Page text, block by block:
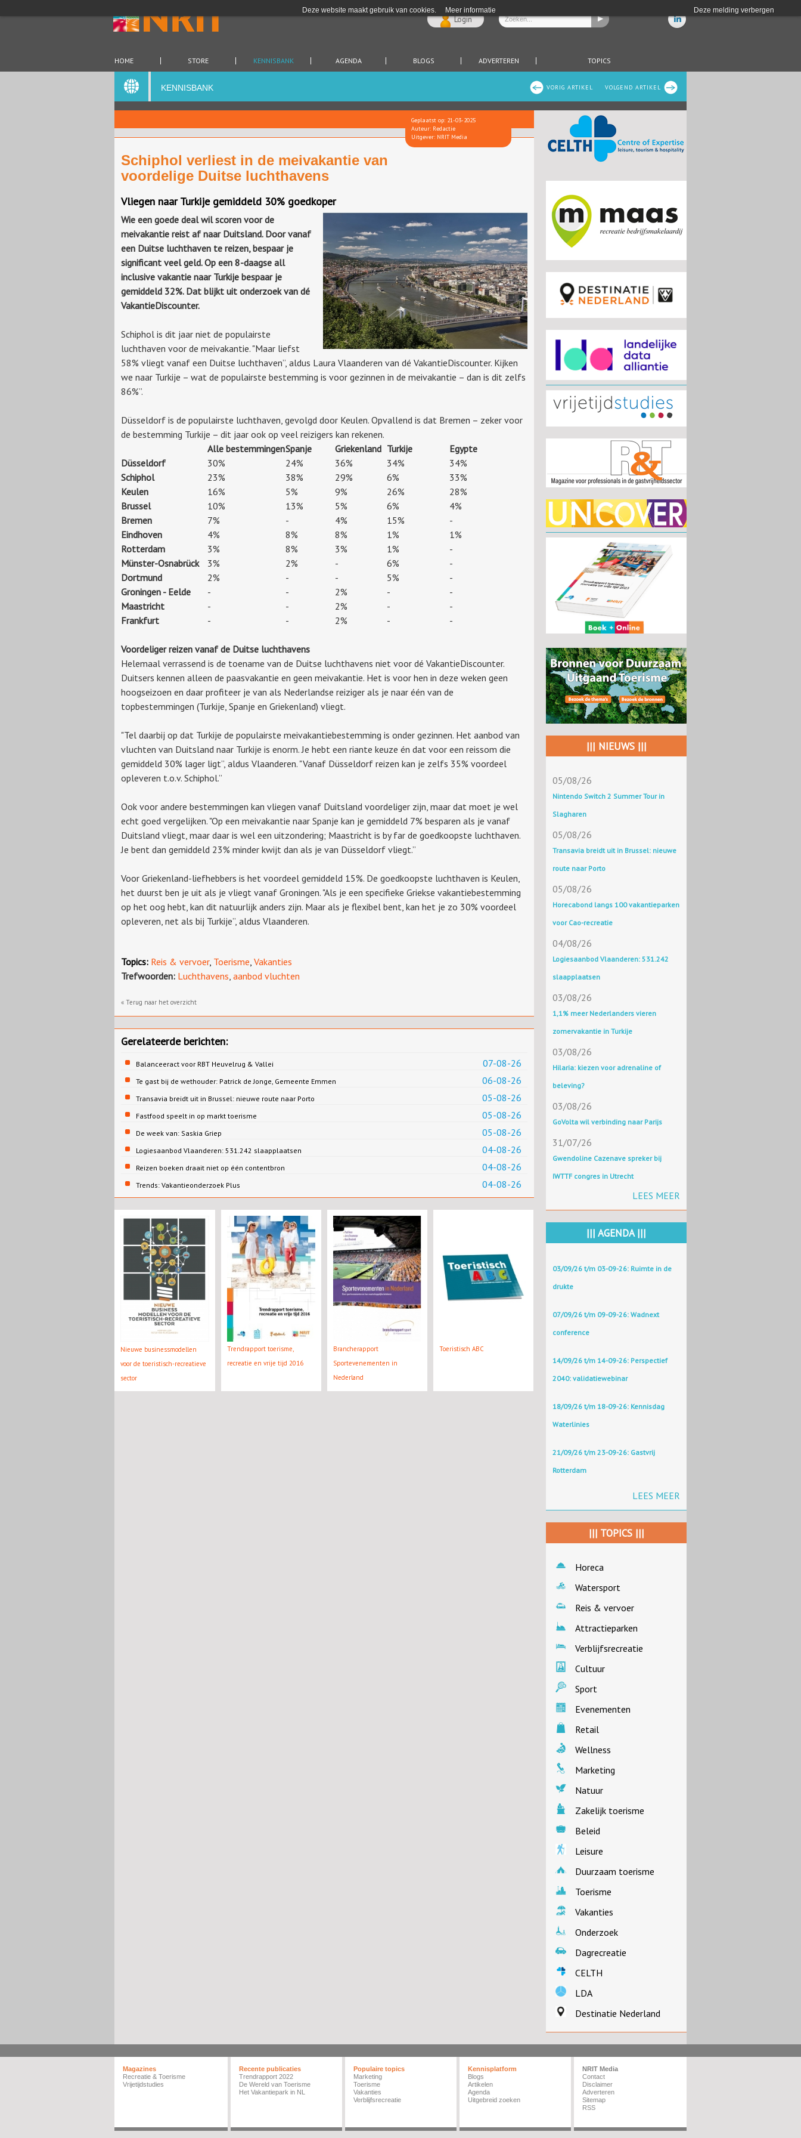
Deze website maakt gebruik van cookies. Meer informatie Deze melding verbergen
Login
HOME STORE KENNISBANK AGENDA BLOGS ADVERTEREN TOPICS
VOLGEND ARTIKEL
VORIG ARTIKEL
KENNISBANK
Geplaatst op: 21-03-2025
Auteur: Redactie
Uitgever: NRIT Media
Schiphol verliest in de meivakantie van
voordelige Duitse luchthavens
Vliegen naar Turkije gemiddeld 30% goedkoper
Wie een goede deal wil scoren voor de
meivakantie reist af naar Duitsland. Door vanaf
een Duitse luchthaven te reizen, bespaar je
significant veel geld. Op een 8-daagse all
inclusive vakantie naar Turkije bespaar je
gemiddeld 32%. Dat blijkt uit onderzoek van dé
VakantieDiscounter.
Schiphol is dit jaar niet de populairste
luchthaven voor de meivakantie. "Maar liefst
58% vliegt vanaf een Duitse luchthaven”, aldus Laura Vlaanderen van dé VakantieDiscounter. Kijken
we naar Turkije – wat de populairste bestemming is voor gezinnen in de meivakantie – dan is dit zelfs
86%”.
Düsseldorf is de populairste luchthaven, gevolgd door Keulen. Opvallend is dat Bremen – zeker voor
de bestemming Turkije – dit jaar ook op veel reizigers kan rekenen.
Alle bestemmingenSpanje Griekenland Turkije
Egypte
Düsseldorf
30% 24% 36% 34%
34%
Schiphol
23% 38% 29% 6%
33%
Keulen
16% 5% 9% 26%
28%
Brussel
10% 13% 5% 6%
4%
Bremen
7% - 4% 15%
-
Eindhoven
4% 8% 8% 1%
1%
Rotterdam
3% 8% 3% 1%
-
Münster-Osnabrück
3% 2% - 6%
-
Dortmund
2% - - 5%
-
Groningen - Eelde
- - 2% -
-
Maastricht
- - 2% -
-
Frankfurt
- - 2% - -
Voordeliger reizen vanaf de Duitse luchthavens
Helemaal verrassend is de toename van de Duitse luchthavens niet voor dé VakantieDiscounter.
Duitsers kennen alleen de paasvakantie en geen meivakantie. Het is voor hen in deze weken geen
hoogseizoen en daar profiteer je van als Nederlandse reiziger als je naar één van de
topbestemmingen (Turkije, Spanje en Griekenland) vliegt.
"Tel daarbij op dat Turkije de populairste meivakantiebestemming is onder gezinnen. Het aanbod van
vluchten van Duitsland naar Turkije is enorm. Je hebt een riante keuze én dat voor een reissom die
gemiddeld 30% lager ligt”, aldus Vlaanderen. "Vanaf Düsseldorf reizen kan je zelfs 35% voordeel
opleveren t.o.v. Schiphol.”
Ook voor andere bestemmingen kan vliegen vanaf Duitsland voordeliger zijn, maar dat moet je wel
echt goed vergelijken. "Op een meivakantie naar Spanje kan je gemiddeld 7% besparen als je vanaf
Duitsland vliegt, maar daar is wel een uitzondering; Maastricht is by far de goedkoopste luchthaven.
Je bent dan gemiddeld 23% minder kwijt dan als je van Düsseldorf vliegt.”
Voor Griekenland-liefhebbers is het voordeel gemiddeld 15%. De goedkoopste luchthaven is Keulen,
het duurst ben je uit als je vliegt vanaf Groningen. "Als je een specifieke Griekse vakantiebestemming
op het oog hebt, kan dit natuurlijk anders zijn. Maar als je flexibel bent, kan het je zo 30% voordeel
opleveren, net als bij Turkije”, aldus Vlaanderen.
Topics: Reis & vervoer, Toerisme Vakanties
Trefwoorden: Luchthavens aanbod vluchten
« Terug naar het overzicht
Gerelateerde berichten:
07-08-26
Balanceeract voor RBT Heuvelrug & Vallei
06-08-26
Te gast bij de wethouder: Patrick de Jonge, Gemeente Emmen
05-08-26
Transavia breidt uit in Brussel: nieuwe route naar Porto
05-08-26
Fastfood speelt in op markt toerisme
05-08-26
De week van: Saskia Griep
04-08-26
Logiesaanbod Vlaanderen: 531.242 slaapplaatsen
04-08-26
Reizen boeken draait niet op één contentbron
04-08-26
Trends: Vakantieonderzoek Plus
Nieuwe businessmodellen
voor de toeristisch-recreatieve
sector
Trendrapport toerisme,
recreatie en vrije tijd 2016
Brancherapport
Sportevenementen in
Nederland
Toeristisch ABC
||| NIEUWS |||
05/08/26
Nintendo Switch 2 Summer Tour in
Slagharen
05/08/26
Transavia breidt uit in Brussel: nieuwe
route naar Porto
05/08/26
Horecabond langs 100 vakantieparken
voor Cao-recreatie
04/08/26
Logiesaanbod Vlaanderen: 531.242
slaapplaatsen
03/08/26
1,1% meer Nederlanders vieren
zomervakantie in Turkije
03/08/26
Hilaria: kiezen voor adrenaline of
beleving?
03/08/26
GoVolta wil verbinding naar Parijs
31/07/26
Gwendoline Cazenave spreker bij
IWTTF congres in Utrecht
LEES MEER
||| AGENDA |||
03/09/26 t/m 03-09-26: Ruimte in de
drukte
07/09/26 t/m 09-09-26: Wadnext
conference
14/09/26 t/m 14-09-26: Perspectief
2040: validatiewebinar
18/09/26 t/m 18-09-26: Kennisdag
Waterlinies
21/09/26 t/m 23-09-26: Gastvrij
Rotterdam
LEES MEER
||| TOPICS |||
Horeca
Watersport
Reis & vervoer
Attractieparken
Verblijfsrecreatie
Cultuur
Sport
Evenementen
Retail
Wellness
Marketing
Natuur
Zakelijk toerisme
Beleid
Leisure
Duurzaam toerisme
Toerisme
Vakanties
Onderzoek
Dagrecreatie
CELTH
LDA
Destinatie Nederland
Magazines
Recreatie & Toerisme
Vrijetijdstudies
Recente publicaties
Trendrapport 2022
De Wereld van Toerisme
Het Vakantiepark in NL
Populaire topics
Marketing
Toerisme
Vakanties
Verblijfsrecreatie
Kennisplatform
Blogs
Artikelen
Agenda
Uitgebreid zoeken
NRIT Media
Contact
Disclaimer
Adverteren
Sitemap
RSS